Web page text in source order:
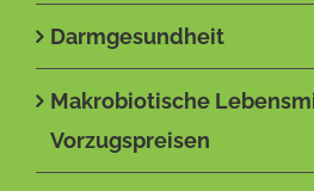
Darmgesundheit
Makrobiotische
Vorzugspreisen